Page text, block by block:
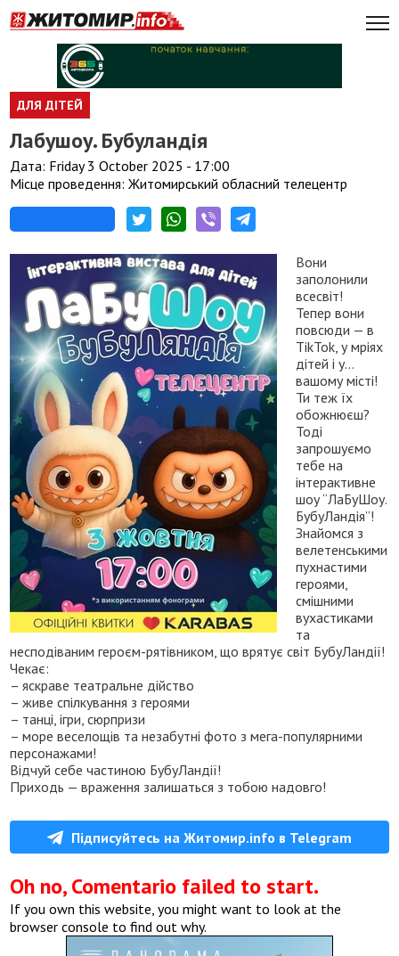
ДЛЯ ДІТЕЙ
Лабушоу. Бубуландія
Дата: Friday 3 October 2025 - 17:00
Місце проведення: Житомирський обласний телецентр
Вони
заполонили
всесвіт!
Тепер вони
повсюди — в
TikTok, у мріях
дітей і у…
вашому місті!
Ти теж їх
обожнюєш?
Тоді
запрошуємо
тебе на
інтерактивне
шоу “ЛаБуШоу.
БубуЛандія”!
Знайомся з
велетенськими
пухнастими
героями,
смішними
вухастиками
та
несподіваним героєм-рятівником, що врятує світ БубуЛандії!
Чекає:
– яскраве театральне дійство
– живе спілкування з героями
– танці, ігри, сюрпризи
– море веселощів та незабутні фото з мега-популярними
персонажами!
Відчуй себе частиною БубуЛандії!
Приходь — враження залишаться з тобою надовго!
Підписуйтесь на Житомир.info в Telegram
Oh no, Comentario failed to start.
If you own this website, you might want to look at the
browser console to find out why.